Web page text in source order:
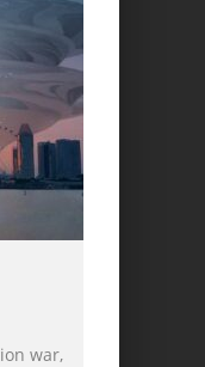
war,